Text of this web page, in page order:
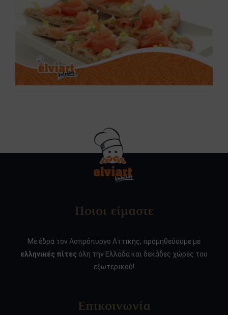
Ποιοι είμαστε
Με έδρα τον Ασπρόπυργο Αττικής, προμηθεύουμε με
ελληνικές πίτες όλη την Ελλάδα και δεκάδες χώρες του
εξωτερικού!
Επικοινωνία